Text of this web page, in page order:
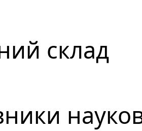
склад